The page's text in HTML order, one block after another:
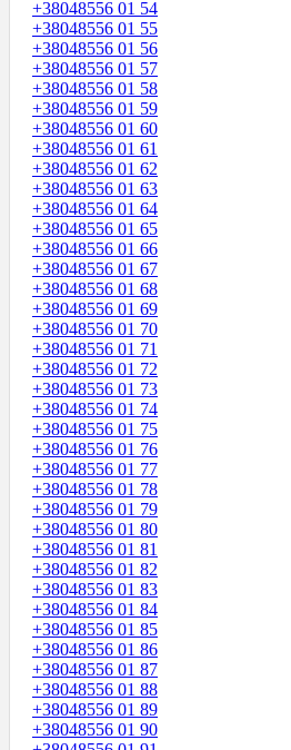
+38048556 01 54
+38048556 01 55
+38048556 01 56
+38048556 01 57
+38048556 01 58
+38048556 01 59
+38048556 01 60
+38048556 01 61
+38048556 01 62
+38048556 01 63
+38048556 01 64
+38048556 01 65
+38048556 01 66
+38048556 01 67
+38048556 01 68
+38048556 01 69
+38048556 01 70
+38048556 01 71
+38048556 01 72
+38048556 01 73
+38048556 01 74
+38048556 01 75
+38048556 01 76
+38048556 01 77
+38048556 01 78
+38048556 01 79
+38048556 01 80
+38048556 01 81
+38048556 01 82
+38048556 01 83
+38048556 01 84
+38048556 01 85
+38048556 01 86
+38048556 01 87
+38048556 01 88
+38048556 01 89
+38048556 01 90